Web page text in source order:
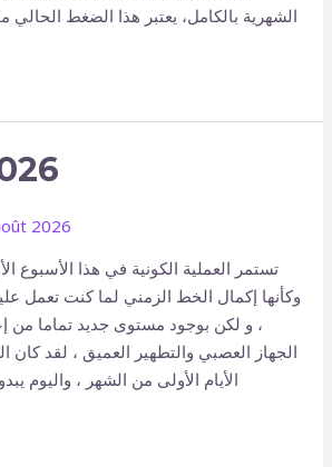
الشهرية بالكامل، يعتبر هذا الضغط
août 2026
تستمر العملية الكونية في هذا الأسبوع
وكأنها إكمال الخط الزمني لما كنت تعمل
، و لكن بوجود مستوى جديد تماما من
الجهاز العصبي والتطهير العميق ، لقد كان
الأيام الأولى من الشهر ، واليوم